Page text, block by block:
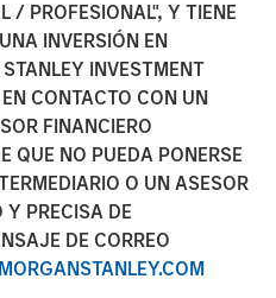
/ PROFESIONAL", Y TIENE
INVERSIÓN EN
INVESTMENT
CONTACTO CON UN
FINANCIERO
QUE NO PUEDA PONERSE
O UN ASESOR
PRECISA DE
DE CORREO
and
the Era of